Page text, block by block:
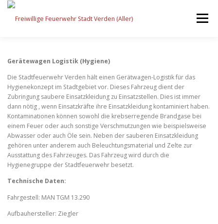
Zum
springen
Menü
ORTSFEUERWEHREN
KINDER-/JUGENDFEUERWEHR AUSRÜSTUNG
TIPPS/TRICKS
Gerätewagen Logistik (Hygiene)
Die Stadtfeuerwehr Verden hält einen Gerätwagen-Logistik für das
Hygienekonzept im Stadtgebiet vor. Dieses Fahrzeug dient der
Zubringung saubere Einsatzkleidung zu Einsatzstellen. Dies ist immer
dann nötig , wenn Einsatzkräfte ihre Einsatzkleidung kontaminiert haben.
Kontaminationen können sowohl die krebserregende Brandgase bei
einem Feuer oder auch sonstige Verschmutzungen wie beispielsweise
Abwasser oder auch Öle sein. Neben der sauberen Einsatzkleidung
gehören unter anderem auch Beleuchtungsmaterial und Zelte zur
Ausstattung des Fahrzeuges. Das Fahrzeug wird durch die
Hygienegruppe der Stadtfeuerwehr besetzt.
Technische Daten:
Fahrgestell: MAN TGM 13.290
Aufbauhersteller: Ziegler